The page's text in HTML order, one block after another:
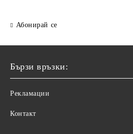
Абонирай се
Бързи връзки:
Рекламации
Контакт